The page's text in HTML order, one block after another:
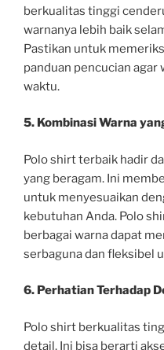
berkualitas tinggi
warnanya lebih baik
Pastikan untuk
panduan pencucian
waktu.
5. Kombinasi Warna
Polo shirt terbaik hadir
yang beragam. Ini
untuk menyesuaikan
kebutuhan Anda. Polo
berbagai warna dapat
serbaguna dan fleksibel
6. Perhatian Terhadap
Polo shirt berkualitas
detail. Ini bisa berarti